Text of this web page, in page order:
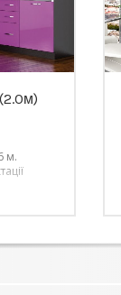
м.
набір